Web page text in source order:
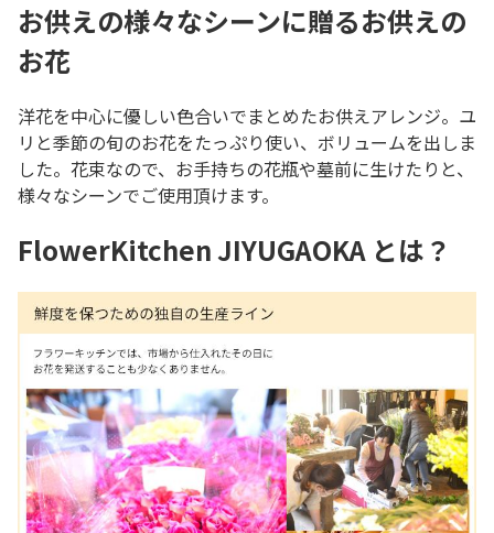
お供えの様々なシーンに贈るお供えの
お花
洋花を中心に優しい色合いでまとめたお供えアレンジ。ユ
リと季節の旬のお花をたっぷり使い、ボリュームを出しま
した。花束なので、お手持ちの花瓶や墓前に生けたりと、
様々なシーンでご使用頂けます。
FlowerKitchen JIYUGAOKA とは？